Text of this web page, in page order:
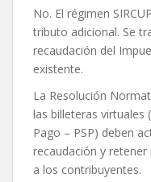
No. El régimen
tributo adicional. Se
recaudación del
existente.
La Resolución
las billeteras virtuales
Pago – PSP) deben
recaudación y
a los contribuyentes.